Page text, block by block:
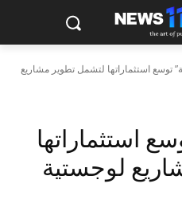
توسع استثماراتها لتشمل تطوير مشاريع
استثماراتها
لوجستية